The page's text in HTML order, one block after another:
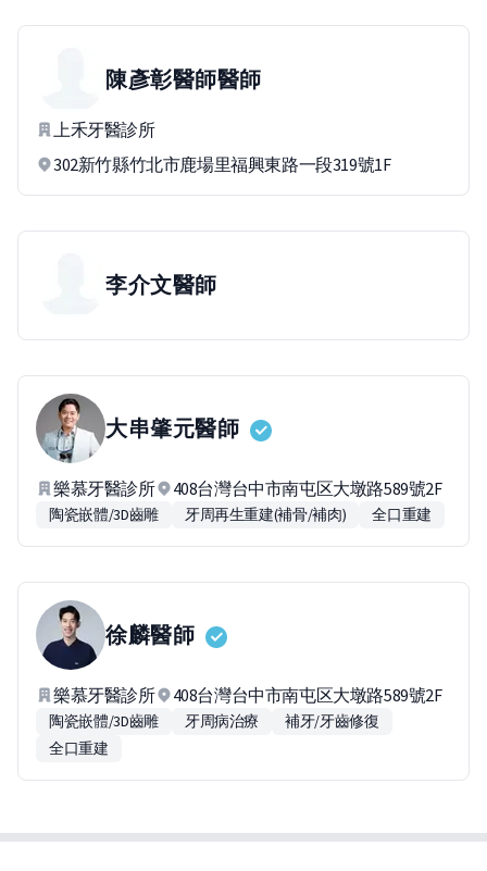
陳彥彰醫師醫師
上禾牙醫診所
302新竹縣竹北市鹿場里福興東路一段319號1F
李介文醫師
大串肇元醫師
樂慕牙醫診所 408台灣台中市南屯区大墩路589號2F
陶瓷嵌體/3D齒雕 牙周再生重建(補骨/補肉) 全口重建
徐麟醫師
樂慕牙醫診所 408台灣台中市南屯区大墩路589號2F
陶瓷嵌體/3D齒雕 牙周病治療
補牙/牙齒修復
全口重建